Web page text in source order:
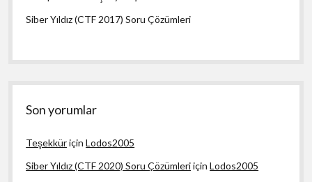
Siber Yıldız (CTF 2017) Soru Çözümleri
Son yorumlar
TeşekküriçinLodos2005
Siber Yıldız (CTF 2020) Soru ÇözümleriiçinLodos2005